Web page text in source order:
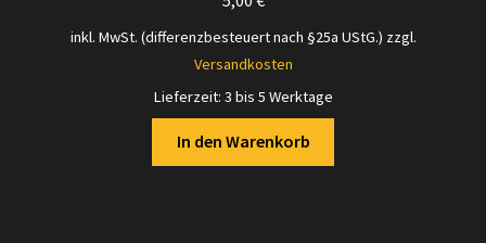
inkl. MwSt. (differenzbesteuert nach §25a UStG.) zzgl.
Versandkosten
Lieferzeit: 3 bis 5 Werktage
In den Warenkorb